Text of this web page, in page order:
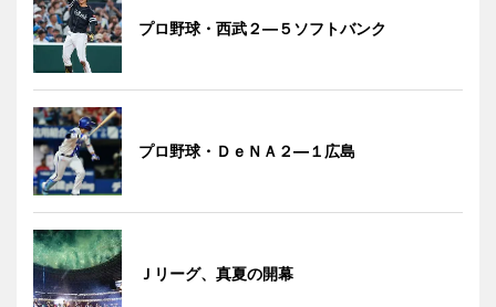
プロ野球・西武２―５ソフトバンク
プロ野球・ＤｅＮＡ２―１広島
Ｊリーグ、真夏の開幕